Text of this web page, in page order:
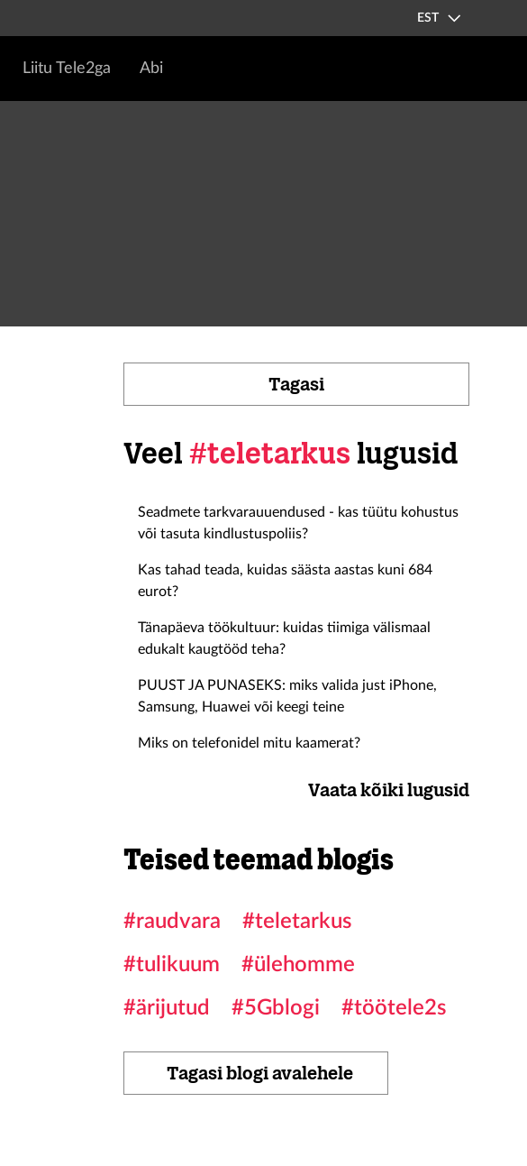
EST
Liitu Tele2ga Abi
Tagasi
Veel #teletarkus lugusid
Seadmete tarkvarauuendused - kas tüütu kohustus
või tasuta kindlustuspoliis?
Kas tahad teada, kuidas säästa aastas kuni 684
eurot?
Tänapäeva töökultuur: kuidas tiimiga välismaal
edukalt kaugtööd teha?
PUUST JA PUNASEKS: miks valida just iPhone,
Samsung, Huawei või keegi teine
Miks on telefonidel mitu kaamerat?
Vaata kõiki lugusid
Teised teemad blogis
#raudvara
#teletarkus
#tulikuum
#ülehomme
#ärijutud
#5Gblogi #töötele2s
Tagasi blogi avalehele